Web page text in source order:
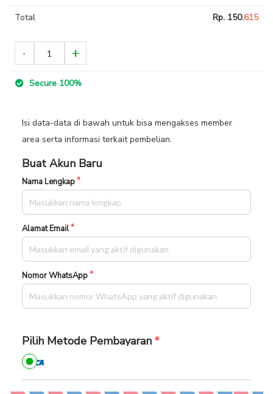
Total Rp. 150.615
Secure 100%
Isi data-data di bawah untuk bisa mengakses member
area serta informasi terkait pembelian.
Buat Akun Baru
Nama Lengkap
Alamat Email
Nomor WhatsApp
Pilih Metode Pembayaran